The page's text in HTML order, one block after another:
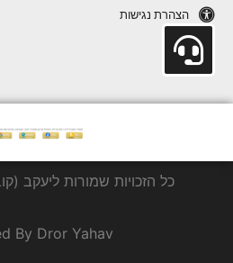
הצהרת נגישות
כל הזכויות שמורות ליעקב
By Dror Yahav